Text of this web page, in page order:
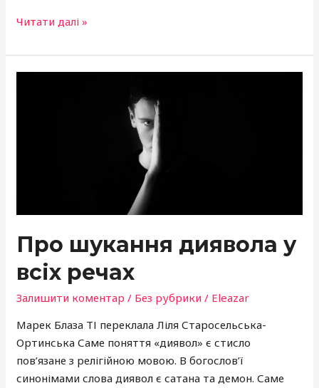
Читати далі »
Про шукання диявола у
всіх речах
Залишити коментар / Без рубрики / Eleazar
Марек Блаза ТІ переклала Ліля Старосельська-
Ортинська Саме поняття «диявол» є стисло
пов’язане з релігійною мовою. В богослов’ї
синонімами слова диявол є сатана та демон. Саме